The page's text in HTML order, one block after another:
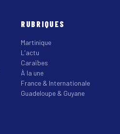
RUBRIQUES
Martinique
L'actu
Caraïbes
À la une
France & Internationale
Guadeloupe & Guyane